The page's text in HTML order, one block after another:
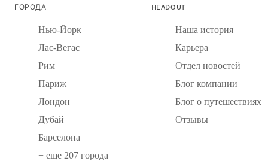
ГОРОДА
Нью-Йорк
Лас-Вегас
Рим
Париж
Лондон
Дубай
Барселона
+ еще 207 города
HEADOUT
Наша история
Карьера
Отдел новостей
Блог компании
Блог о путешествиях
Отзывы